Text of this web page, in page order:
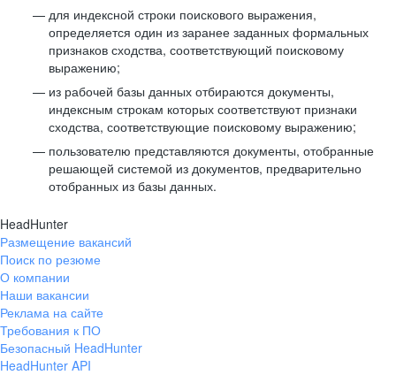
для индексной строки поискового выражения,
определяется один из заранее заданных формальных
признаков сходства, соответствующий поисковому
выражению;
из рабочей базы данных отбираются документы,
индексным строкам которых соответствуют признаки
сходства, соответствующие поисковому выражению;
пользователю представляются документы, отобранные
решающей системой из документов, предварительно
отобранных из базы данных.
HeadHunter
Размещение вакансий
Поиск по резюме
О компании
Наши вакансии
Реклама на сайте
Требования к ПО
Безопасный HeadHunter
HeadHunter API